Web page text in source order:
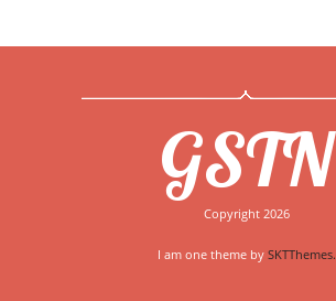
GSTN
Copyright 2026
I am one theme by SKTThemes.